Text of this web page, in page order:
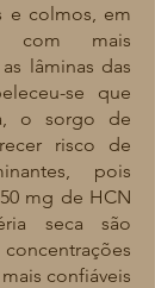
e colmos, em
com mais
lâminas das
se que
o sorgo de
risco de
pois
mg de HCN
seca são
confiáveis